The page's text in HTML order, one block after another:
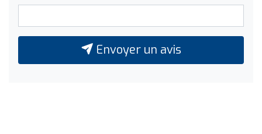
Envoyer un avis